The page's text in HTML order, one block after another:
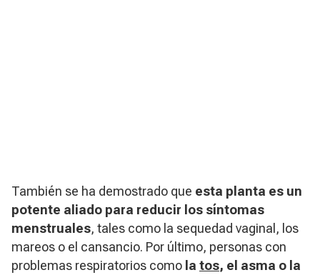
También se ha demostrado que esta planta es un
potente aliado para reducir los síntomas
menstruales, tales como la sequedad vaginal, los
mareos o el cansancio. Por último, personas con
problemas respiratorios como la tos, el asma o la